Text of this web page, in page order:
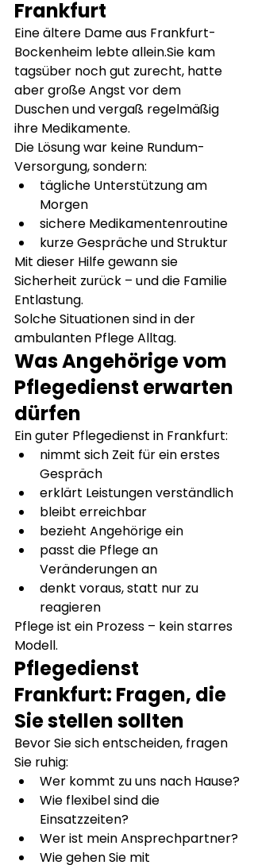
Frankfurt
Eine ältere Dame aus Frankfurt-
Bockenheim lebte allein.Sie kam
tagsüber noch gut zurecht, hatte
aber große Angst vor dem
Duschen und vergaß regelmäßig
ihre Medikamente.
Die Lösung war keine Rundum-
Versorgung, sondern:
tägliche Unterstützung am
Morgen
sichere Medikamentenroutine
kurze Gespräche und Struktur
Mit dieser Hilfe gewann sie
Sicherheit zurück – und die Familie
Entlastung.
Solche Situationen sind in der
ambulanten Pflege Alltag.
Was Angehörige vom
Pflegedienst erwarten
dürfen
Ein guter Pflegedienst in Frankfurt:
nimmt sich Zeit für ein erstes
Gespräch
erklärt Leistungen verständlich
bleibt erreichbar
bezieht Angehörige ein
passt die Pflege an
Veränderungen an
denkt voraus, statt nur zu
reagieren
Pflege ist ein Prozess – kein starres
Modell.
Pflegedienst
Frankfurt: Fragen, die
Sie stellen sollten
Bevor Sie sich entscheiden, fragen
Sie ruhig:
Wer kommt zu uns nach Hause?
Wie flexibel sind die
Einsatzzeiten?
Wer ist mein Ansprechpartner?
Wie gehen Sie mit